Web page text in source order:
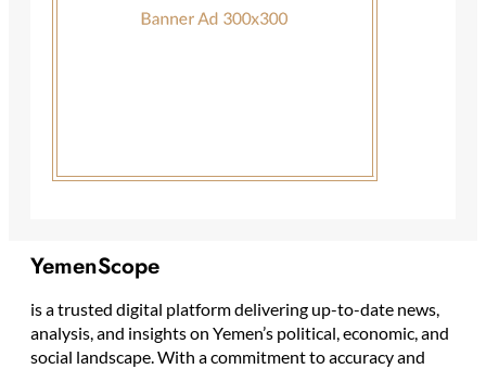
YemenScope
is a trusted digital platform delivering up-to-date news,
analysis, and insights on Yemen’s political, economic, and
social landscape. With a commitment to accuracy and